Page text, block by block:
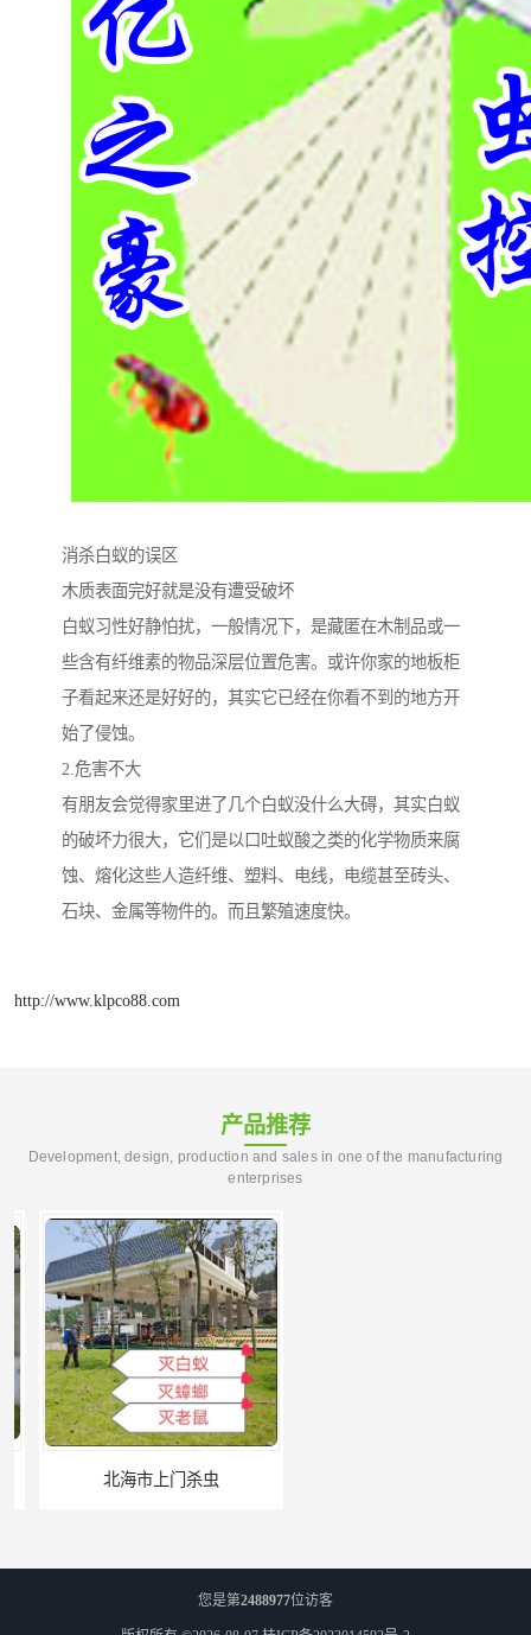
消杀白蚁的误区
木质表面完好就是没有遭受破坏
白蚁习性好静怕扰，一般情况下，是藏匿在木制品或一
些含有纤维素的物品深层位置危害。或许你家的地板柜
子看起来还是好好的，其实它已经在你看不到的地方开
始了侵蚀。
2.危害不大
有朋友会觉得家里进了几个白蚁没什么大碍，其实白蚁
的破坏力很大，它们是以口吐蚁酸之类的化学物质来腐
蚀、熔化这些人造纤维、塑料、电线，电缆甚至砖头、
石块、金属等物件的。而且繁殖速度快。
http://www.klpco88.com
产品推荐
Development, design, production and sales in one of the manufacturing
enterprises
北海市上门杀虫
您是第2488977位访客